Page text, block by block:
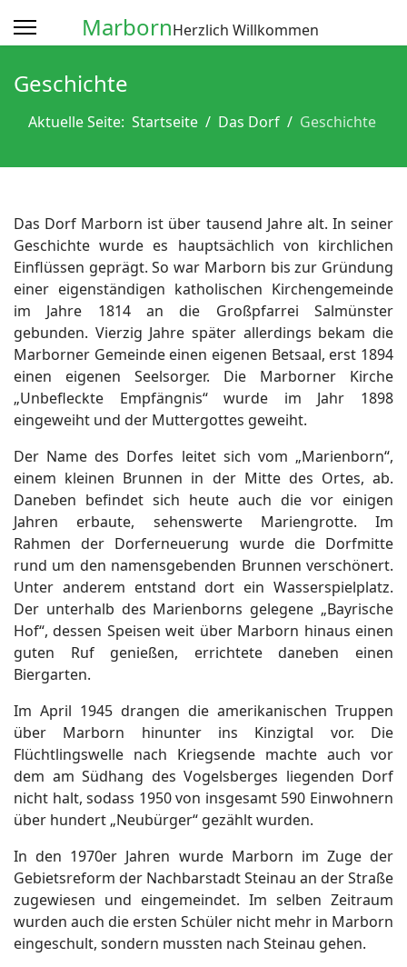
MarbornHerzlich Willkommen
Geschichte
Aktuelle Seite: Startseite Das Dorf Geschichte
Das Dorf Marborn ist über tausend Jahre alt. In seiner
Geschichte wurde es hauptsächlich von kirchlichen
Einflüssen geprägt. So war Marborn bis zur Gründung
einer eigenständigen katholischen Kirchengemeinde
im Jahre 1814 an die Großpfarrei Salmünster
gebunden. Vierzig Jahre später allerdings bekam die
Marborner Gemeinde einen eigenen Betsaal, erst 1894
einen eigenen Seelsorger. Die Marborner Kirche
„Unbefleckte Empfängnis“ wurde im Jahr 1898
eingeweiht und der Muttergottes geweiht.
Der Name des Dorfes leitet sich vom „Marienborn“,
einem kleinen Brunnen in der Mitte des Ortes, ab.
Daneben befindet sich heute auch die vor einigen
Jahren erbaute, sehenswerte Mariengrotte. Im
Rahmen der Dorferneuerung wurde die Dorfmitte
rund um den namensgebenden Brunnen verschönert.
Unter anderem entstand dort ein Wasserspielplatz.
Der unterhalb des Marienborns gelegene „Bayrische
Hof“, dessen Speisen weit über Marborn hinaus einen
guten Ruf genießen, errichtete daneben einen
Biergarten.
Im April 1945 drangen die amerikanischen Truppen
über Marborn hinunter ins Kinzigtal vor. Die
Flüchtlingswelle nach Kriegsende machte auch vor
dem am Südhang des Vogelsberges liegenden Dorf
nicht halt, sodass 1950 von insgesamt 590 Einwohnern
über hundert „Neubürger“ gezählt wurden.
In den 1970er Jahren wurde Marborn im Zuge der
Gebietsreform der Nachbarstadt Steinau an der Straße
zugewiesen und eingemeindet. Im selben Zeitraum
wurden auch die ersten Schüler nicht mehr in Marborn
eingeschult, sondern mussten nach Steinau gehen.
anzeigen